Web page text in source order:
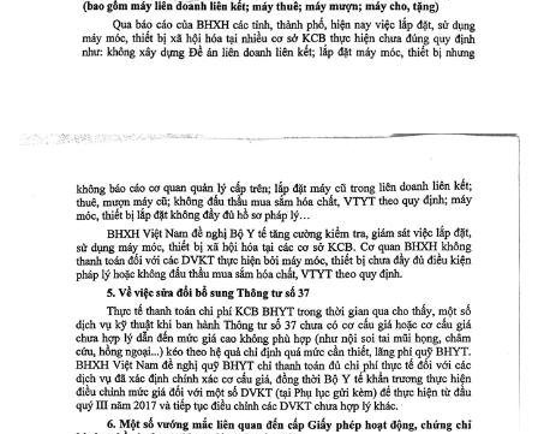
Thư mời báo giá về Màn hình led phòng họp
Thư mời báo giá về việc vệ sinh máy lạnh các
khoa/phòng trong bệnh viện